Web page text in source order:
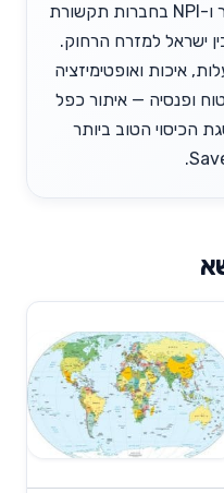
ההייטק הישראלית, שם ניהל ייצור ו-NPI בחברות תקשורת
ישראל למזרח הרחוק.
איכות ואופטימיזציה
ופנסיה — איתור כפל
הכיסוי הטוב ביותר